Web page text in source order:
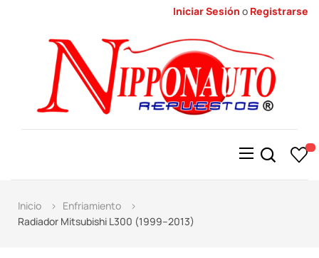
Iniciar Sesión o Registrarse
Alternar
navegación
☰
Inicio
Enfriamiento
Radiador Mitsubishi L300 (1999–2013)